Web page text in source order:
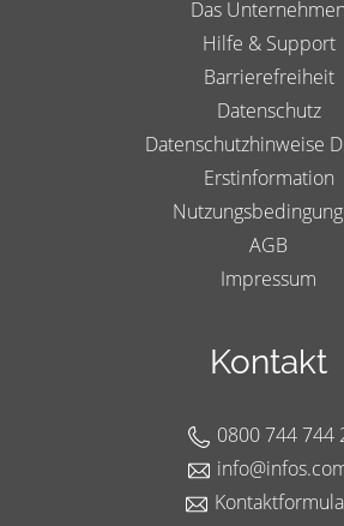
Das Unternehmen
Hilfe & Support
Barrierefreiheit
Datenschutz
Datenschutzhinweise
Erstinformation
AGB
Impressum
Kontakt
0800 744 744